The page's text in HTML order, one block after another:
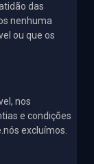
das
nenhuma
ou que os
nos
e condições
excluímos.